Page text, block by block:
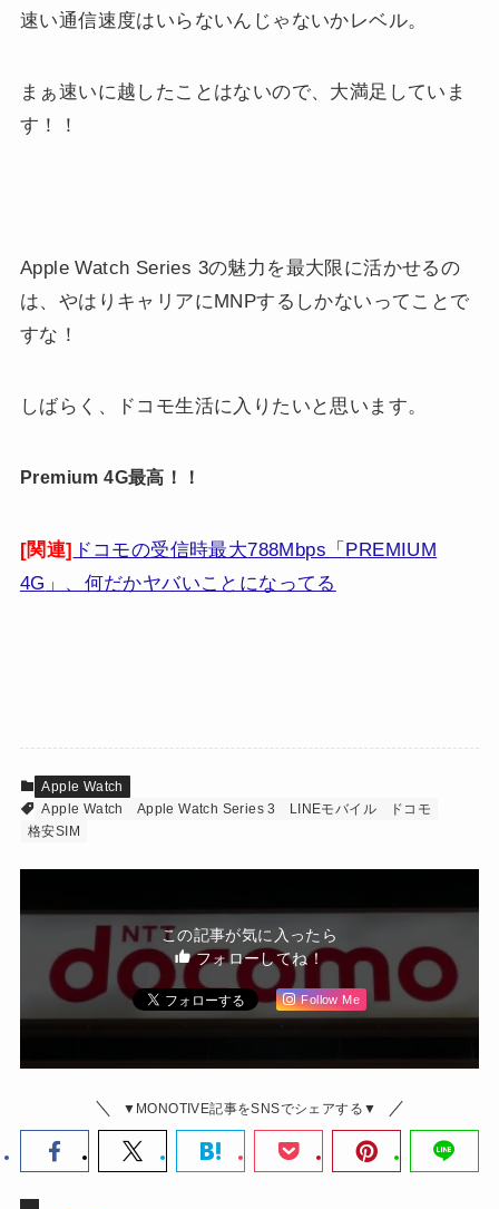
速い通信速度はいらないんじゃないかレベル。
まぁ速いに越したことはないので、大満足していま
す！！
Apple Watch Series 3の魅力を最大限に活かせるの
は、やはりキャリアにMNPするしかないってことで
すな！
しばらく、ドコモ生活に入りたいと思います。
Premium 4G最高！！
[関連] ドコモの受信時最大788Mbps 「 PREMIUM
4G 」、何だかヤバいことになってる
Apple Watch
Apple Watch
Apple Watch Series 3 LINEモバイル
ドコモ
格安SIM
この記事が気に入ったら
フォローしてね！
Follow Me
▼MONOTIVE記事をSNSでシェアする▼